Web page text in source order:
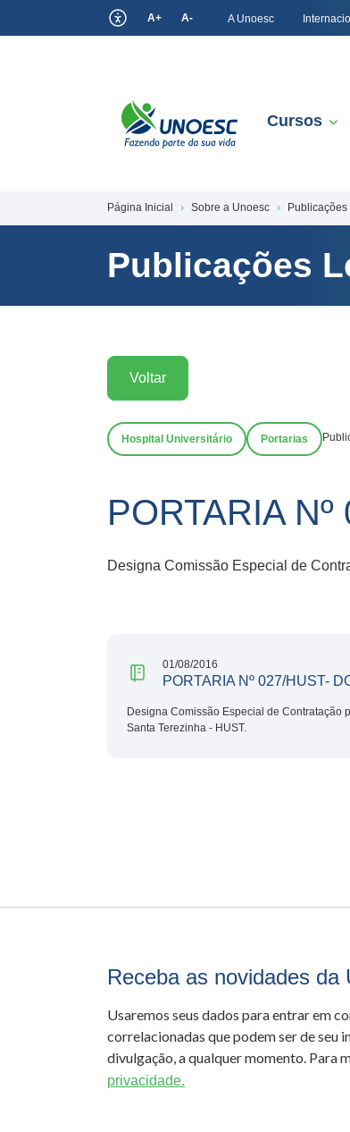
A+ A- A Unoesc
Cursos
Página Inicial Sobre a Unoesc
Publicações
Voltar
Hospital Universitário Portarias
PORTARIA
Designa Comissão Especial de
01/08/2016
PORTARIA Nº 027/HUST-
Designa Comissão Especial de Contratação
Santa Terezinha - HUST.
Receba as novidades da
Usaremos seus dados para entrar em
correlacionadas que podem ser de seu
divulgação, a qualquer momento. Para
privacidade.